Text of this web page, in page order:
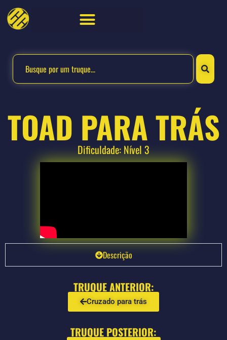
TOAD PARA TRÁS
Dificuldade: Nível 3
Descrição
TRUQUE ANTERIOR:
Cruzado para trás
TRUQUE POSTERIOR: